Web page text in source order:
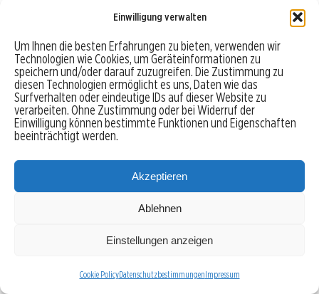
Einwilligung verwalten
Um Ihnen die besten Erfahrungen zu bieten, verwenden wir
Technologien wie Cookies, um Geräteinformationen zu
speichern und/oder darauf zuzugreifen. Die Zustimmung zu
diesen Technologien ermöglicht es uns, Daten wie das
Surfverhalten oder eindeutige IDs auf dieser Website zu
verarbeiten. Ohne Zustimmung oder bei Widerruf der
Einwilligung können bestimmte Funktionen und Eigenschaften
beeinträchtigt werden.
Akzeptieren
Ablehnen
Einstellungen anzeigen
Cookie PolicyDatenschutzbestimmungenImpressum
Dieter Jaworski
iShares Global Semiconductors ETF: TSMC-Sony-
Fabrik ab 2029 geplant
WEITERE NEWS ZU BYD
BYD-Aktie: Sie will nun alles!
10.08.2026, 06:25 • Mirko Hennecke
09.08.2026, 17:53 • Andreas Sommer